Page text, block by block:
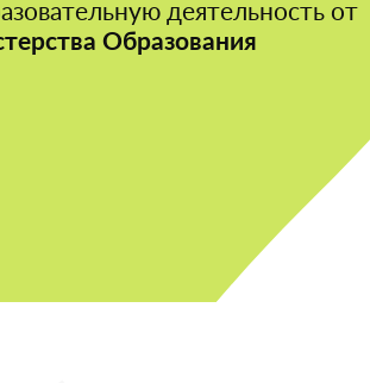
деятельность от
Образования